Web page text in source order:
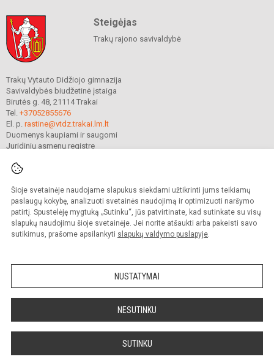
Šioje svetainėje naudojame slapukus siekdami užtikrinti jums teikiamų
paslaugų kokybę, analizuoti svetainės naudojimą ir optimizuoti naršymo
patirtį. Spustelėję mygtuką „Sutinku“, jūs patvirtinate, kad sutinkate su visų
slapukų naudojimu šioje svetainėje. Jei norite atšaukti arba pakeisti savo
sutikimus, prašome apsilankyti slapukų valdymo puslapyje.
NUSTATYMAI
NESUTINKU
SUTINKU
Steigėjas
Trakų rajono savivaldybė
Trakų Vytauto Didžiojo gimnazija
Savivaldybės biudžetinė įstaiga
Birutės g. 48, 21114 Trakai
Tel. +37052855676
El. p. rastine@vtdz.trakai.lm.lt
Duomenys kaupiami ir saugomi
Juridinių asmenų registre
© 2021. Trakų Vytauto Didžiojo gimnazija. Visos teisės saugomos.
Kopijuoti turinį be raštiško gimnazijos sutikimo griežtai draudžiama.
Prieinamumo paraiška Slapukų valdymas